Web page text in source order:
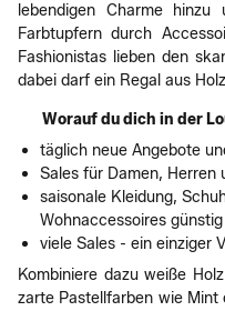
lebendigen Charme
Farbtupfern durch
Fashionistas lieben den
dabei darf ein Regal aus
Worauf du dich in der
täglich neue Angebote
Sales für Damen, Herren
saisonale Kleidung,
Wohnaccessoires günstig
viele Sales - ein einziger
Kombiniere dazu weiße
zarte Pastellfarben wie Mint